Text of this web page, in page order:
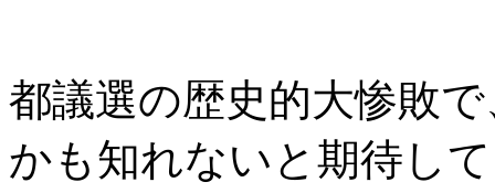
都議選の歴史的大惨敗
かも知れないと期待し